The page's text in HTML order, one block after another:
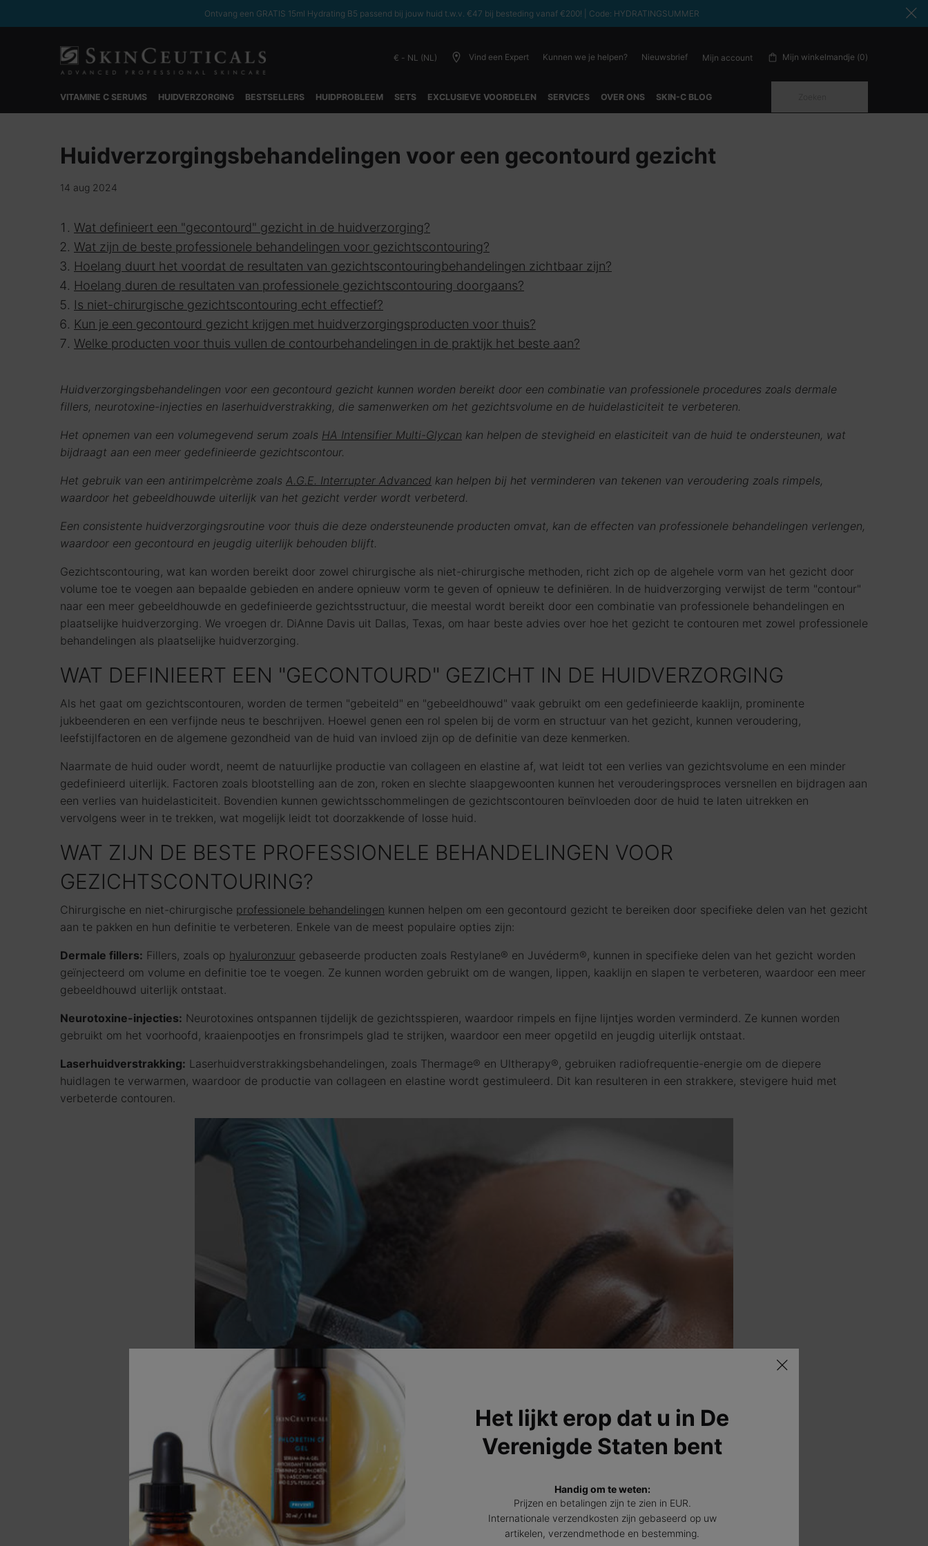
Ontvang een GRATIS 15ml Hydrating B5 passend bij jouw huid t.w.v. €47 bij besteding vanaf €200! | Code: HYDRATINGSUMMER
€ - NL (NL) Vind een Expert Kunnen we je helpen? Nieuwsbrief Mijn account Mijn winkelmandje 0
0 product in winkelwagen
VITAMINE C SERUMS HUIDVERZORGING BESTSELLERS HUIDPROBLEEM SETS EXCLUSIEVE VOORDELEN SERVICES OVER ONS SKIN-C BLOG
Huidverzorgingsbehandelingen voor een gecontourd gezicht
14 aug 2024
Wat definieert een "gecontourd" gezicht in de huidverzorging?
Wat zijn de beste professionele behandelingen voor gezichtscontouring?
Hoelang duurt het voordat de resultaten van gezichtscontouringbehandelingen zichtbaar zijn?
Hoelang duren de resultaten van professionele gezichtscontouring doorgaans?
Is niet-chirurgische gezichtscontouring echt effectief?
Kun je een gecontourd gezicht krijgen met huidverzorgingsproducten voor thuis?
Welke producten voor thuis vullen de contourbehandelingen in de praktijk het beste aan?
Huidverzorgingsbehandelingen voor een gecontourd gezicht kunnen worden bereikt door een combinatie van professionele procedures zoals dermale
fillers, neurotoxine-injecties en laserhuidverstrakking, die samenwerken om het gezichtsvolume en de huidelasticiteit te verbeteren.
Het opnemen van een volumegevend serum zoals HA Intensifier Multi-Glycan kan helpen de stevigheid en elasticiteit van de huid te ondersteunen, wat
bijdraagt aan een meer gedefinieerde gezichtscontour.
Het gebruik van een antirimpelcrème zoals A.G.E. Interrupter Advanced kan helpen bij het verminderen van tekenen van veroudering zoals rimpels,
waardoor het gebeeldhouwde uiterlijk van het gezicht verder wordt verbeterd.
Een consistente huidverzorgingsroutine voor thuis die deze ondersteunende producten omvat, kan de effecten van professionele behandelingen verlengen,
waardoor een gecontourd en jeugdig uiterlijk behouden blijft.
Gezichtscontouring, wat kan worden bereikt door zowel chirurgische als niet-chirurgische methoden, richt zich op de algehele vorm van het gezicht door
volume toe te voegen aan bepaalde gebieden en andere opnieuw vorm te geven of opnieuw te definiëren. In de huidverzorging verwijst de term "contour"
naar een meer gebeeldhouwde en gedefinieerde gezichtsstructuur, die meestal wordt bereikt door een combinatie van professionele behandelingen en
plaatselijke huidverzorging. We vroegen dr. DiAnne Davis uit Dallas, Texas, om haar beste advies over hoe het gezicht te contouren met zowel professionele
behandelingen als plaatselijke huidverzorging.
WAT DEFINIEERT EEN "GECONTOURD" GEZICHT IN DE HUIDVERZORGING
Als het gaat om gezichtscontouren, worden de termen "gebeiteld" en "gebeeldhouwd" vaak gebruikt om een gedefinieerde kaaklijn, prominente
jukbeenderen en een verfijnde neus te beschrijven. Hoewel genen een rol spelen bij de vorm en structuur van het gezicht, kunnen veroudering,
leefstijlfactoren en de algemene gezondheid van de huid van invloed zijn op de definitie van deze kenmerken.
Naarmate de huid ouder wordt, neemt de natuurlijke productie van collageen en elastine af, wat leidt tot een verlies van gezichtsvolume en een minder
gedefinieerd uiterlijk. Factoren zoals blootstelling aan de zon, roken en slechte slaapgewoonten kunnen het verouderingsproces versnellen en bijdragen aan
een verlies van huidelasticiteit. Bovendien kunnen gewichtsschommelingen de gezichtscontouren beïnvloeden door de huid te laten uitrekken en
vervolgens weer in te trekken, wat mogelijk leidt tot doorzakkende of losse huid.
WAT ZIJN DE BESTE PROFESSIONELE BEHANDELINGEN VOOR
GEZICHTSCONTOURING?
Chirurgische en niet-chirurgische professionele behandelingen kunnen helpen om een gecontourd gezicht te bereiken door specifieke delen van het gezicht
aan te pakken en hun definitie te verbeteren. Enkele van de meest populaire opties zijn:
Dermale fillers: Fillers, zoals op hyaluronzuur gebaseerde producten zoals Restylane® en Juvéderm®, kunnen in specifieke delen van het gezicht worden
geïnjecteerd om volume en definitie toe te voegen. Ze kunnen worden gebruikt om de wangen, lippen, kaaklijn en slapen te verbeteren, waardoor een meer
gebeeldhouwd uiterlijk ontstaat.
Neurotoxine-injecties: Neurotoxines ontspannen tijdelijk de gezichtsspieren, waardoor rimpels en fijne lijntjes worden verminderd. Ze kunnen worden
gebruikt om het voorhoofd, kraaienpootjes en fronsrimpels glad te strijken, waardoor een meer opgetild en jeugdig uiterlijk ontstaat.
Laserhuidverstrakking: Laserhuidverstrakkingsbehandelingen, zoals Thermage® en Ultherapy®, gebruiken radiofrequentie-energie om de diepere
huidlagen te verwarmen, waardoor de productie van collageen en elastine wordt gestimuleerd. Dit kan resulteren in een strakkere, stevigere huid met
verbeterde contouren.
Het lijkt erop dat u in De
Verenigde Staten bent
Handig om te weten:
Prijzen en betalingen zijn te zien in EUR.
Internationale verzendkosten zijn gebaseerd op uw
artikelen, verzendmethode en bestemming.